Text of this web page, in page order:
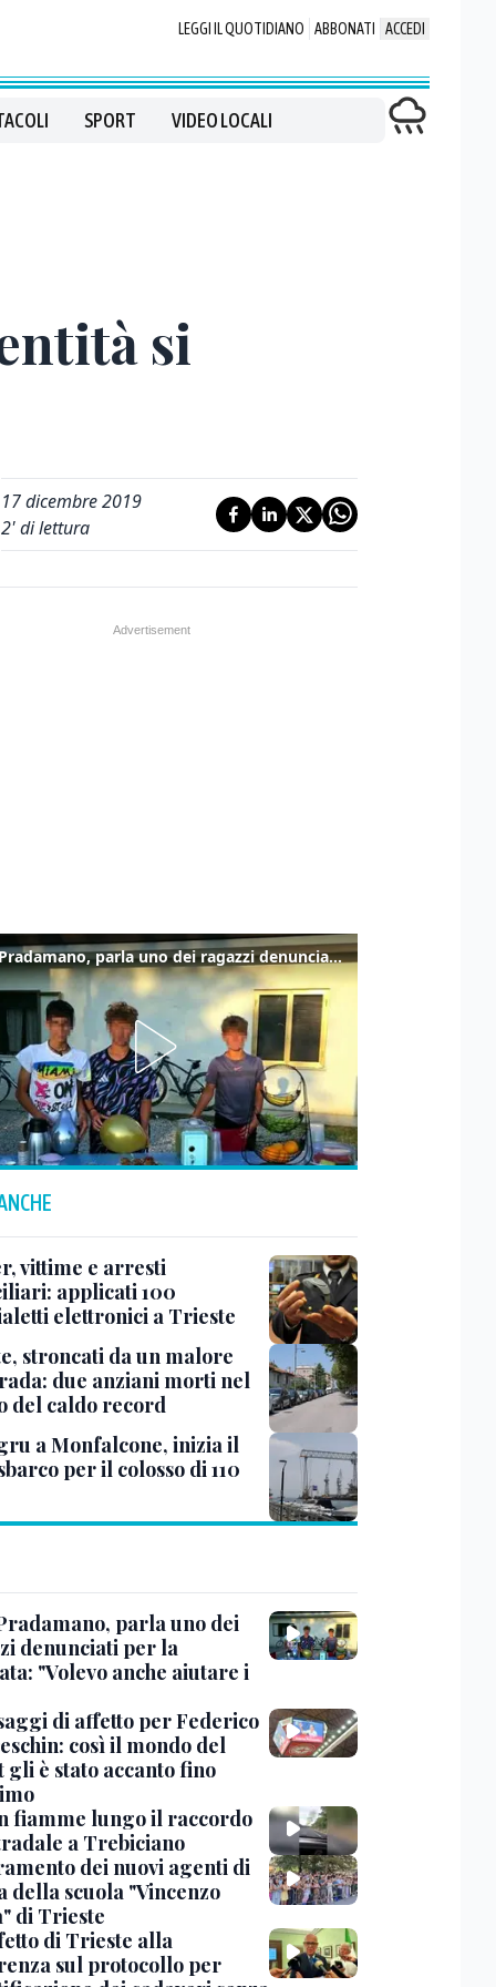
LEGGI IL QUOTIDIANO ABBONATI ACCEDI
SPORT VIDEO LOCALI
si
17 dicembre 2019
2' di lettura
Caso Pradamano, parla uno dei ragazzi denunciati per la limonata: "Volevo anche aiutare i miei"
vittime e arresti
applicati 100
elettronici a Trieste
stroncati da un malore
due anziani morti nel
del caldo record
a Monfalcone, inizia il
per il colosso di 110
parla uno dei
denunciati per la
"Volevo anche aiutare i
di affetto per Federico
così il mondo del
gli è stato accanto fino
fiamme lungo il raccordo
a Trebiciano
dei nuovi agenti di
della scuola "Vincenzo
di Trieste
di Trieste alla
sul protocollo per